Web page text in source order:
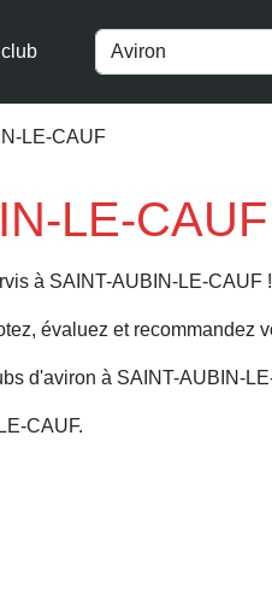
LE-CAUF
LE-
à SAINT-AUBIN-LE-CAUF !
évaluez et recommandez
d'aviron à SAINT-AUBIN-
CAUF.